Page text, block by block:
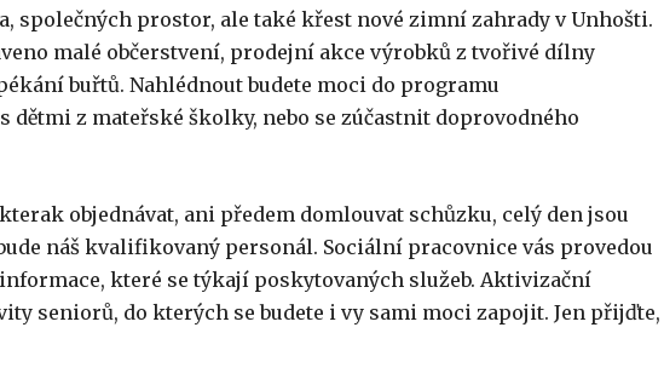
společných prostor, ale také křest nové zimní zahrady v Unhošti.
malé občerstvení, prodejní akce výrobků z tvořivé dílny
buřtů. Nahlédnout budete moci do programu
z mateřské školky, nebo se zúčastnit doprovodného
objednávat, ani předem domlouvat schůzku, celý den jsou
náš kvalifikovaný personál. Sociální pracovnice vás provedou
které se týkají poskytovaných služeb. Aktivizační
seniorů, do kterých se budete i vy sami moci zapojit. Jen přijďte,